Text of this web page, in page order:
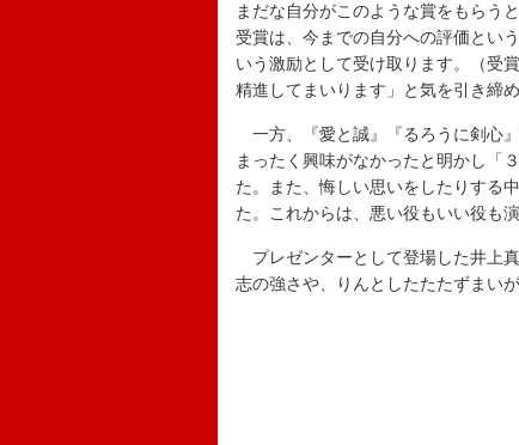
まだな自分がこのような賞をもらう
受賞は、今までの自分への評価とい
いう激励として受け取ります。（受
精進してまいります」と気を引き締め
一方、『愛と誠』『るろうに剣心
まったく興味がなかったと明かし「
た。また、悔しい思いをしたりする
た。これからは、悪い役もいい役も
プレゼンターとして登場した井上
志の強さや、りんとしたたたずまい